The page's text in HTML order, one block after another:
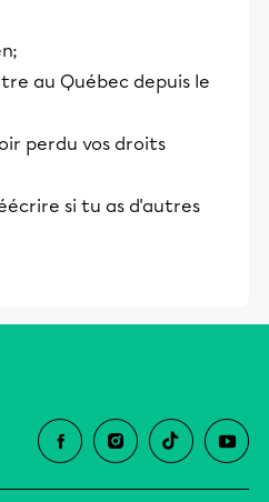
au Québec depuis le
perdu vos droits
si tu as d'autres